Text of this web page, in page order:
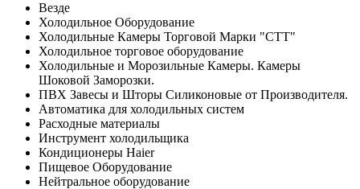
Везде
Холодильное Оборудование
Холодильные Камеры Торговой Марки "СТТ"
Холодильное торговое оборудование
Холодильные и Морозильные Камеры. Камеры
Шоковой Заморозки.
ПВХ Завесы и Шторы Силиконовые от Производителя.
Автоматика для холодильных систем
Расходные материалы
Инструмент холодильщика
Кондиционеры Haier
Пищевое Оборудование
Нейтральное оборудование